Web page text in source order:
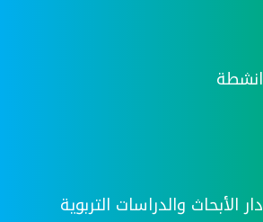
انشطة
دار الأبحاث والدراسات التربوية